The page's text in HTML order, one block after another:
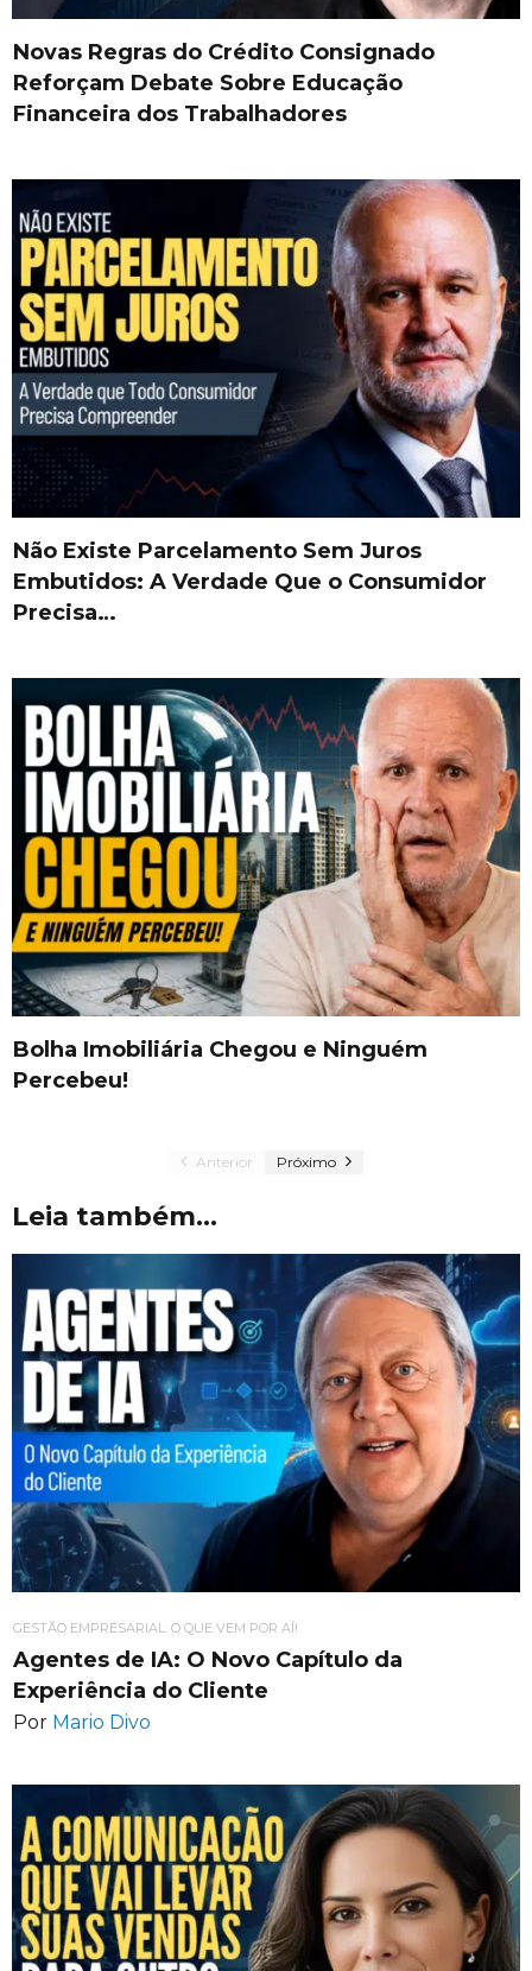
Novas Regras do Crédito Consignado
Reforçam Debate Sobre Educação
Financeira dos Trabalhadores
Não Existe Parcelamento Sem Juros
Embutidos: A Verdade Que o Consumidor
Precisa…
Bolha Imobiliária Chegou e Ninguém
Percebeu!
Anterior Próximo
Leia também...
GESTÃO EMPRESARIAL: O QUE VEM POR AÍ!
Agentes de IA: O Novo Capítulo da
Experiência do Cliente
Por Mario Divo